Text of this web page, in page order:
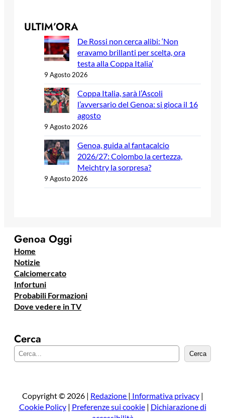
ULTIM’ORA
De Rossi non cerca alibi: ‘Non
eravamo brillanti per scelta, ora
testa alla Coppa Italia’
9 Agosto 2026
Coppa Italia, sarà l’Ascoli
l’avversario del Genoa: si gioca il 16
agosto
9 Agosto 2026
Genoa, guida al fantacalcio
2026/27: Colombo la certezza,
Meichtry la sorpresa?
9 Agosto 2026
Genoa Oggi
Home
Notizie
Calciomercato
Infortuni
Probabili Formazioni
Dove vedere in TV
Cerca
e
a
Cerca
Copyright © 2026 | Redazione | Informativa privacy|
Cookie Policy| Preferenze sui cookie| Dichiarazione di